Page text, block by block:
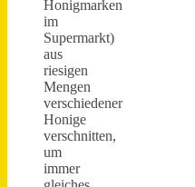
Honigmarken
im
Supermarkt)
aus
riesigen
Mengen
verschiedener
Honige
verschnitten,
um
immer